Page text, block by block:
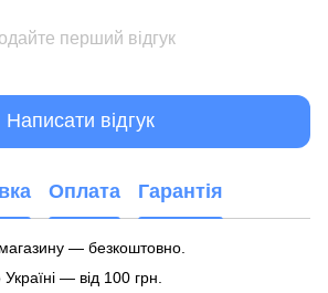
перший відгук
Написати відгук
Оплата Гарантія
— безкоштовно.
— від 100 грн.